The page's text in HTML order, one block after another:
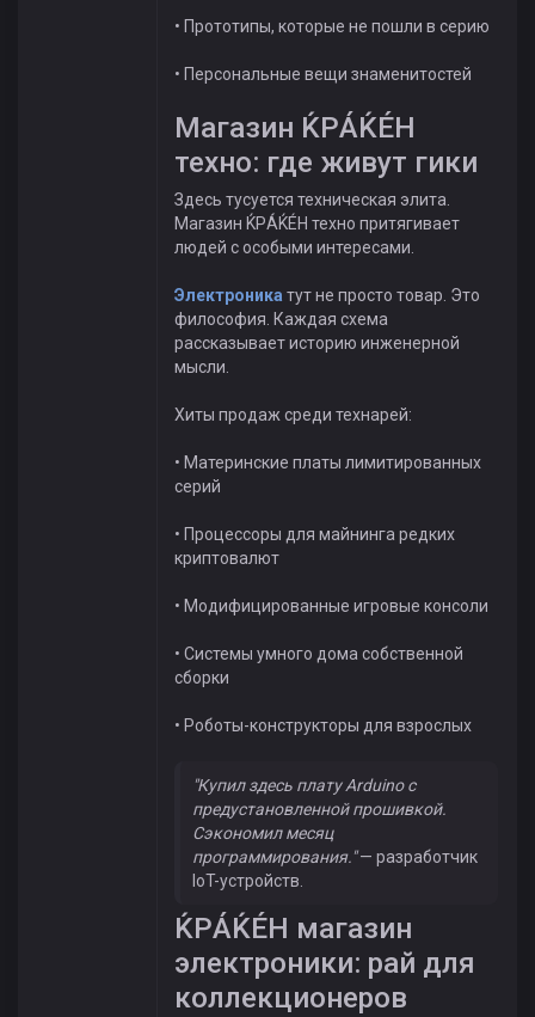
• Прототипы, которые не пошли в серию
• Персональные вещи знаменитостей
Магазин ЌРÁЌÉH
техно: где живут гики
Здесь тусуется техническая элита.
Магазин ЌРÁЌÉH техно притягивает
людей с особыми интересами.
Электроника тут не просто товар. Это
философия. Каждая схема
рассказывает историю инженерной
мысли.
Хиты продаж среди технарей:
• Материнские платы лимитированных
серий
• Процессоры для майнинга редких
криптовалют
• Модифицированные игровые консоли
• Системы умного дома собственной
сборки
• Роботы-конструкторы для взрослых
"Купил здесь плату Arduino с
предустановленной прошивкой.
Сэкономил месяц
программирования."— разработчик
IoT-устройств.
ЌРÁЌÉH магазин
электроники: рай для
коллекционеров